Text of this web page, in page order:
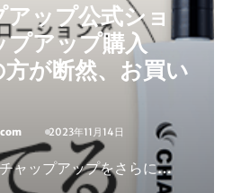
ップ公式ショ
プアップ購入
が断然、お買い
2023年11月14日
ャップアップをさらに…